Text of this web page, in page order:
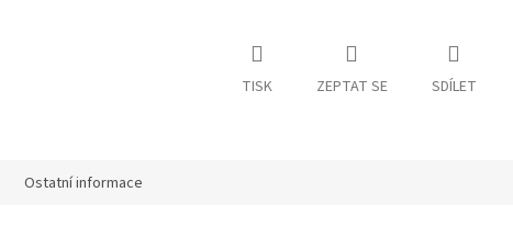
TISK ZEPTAT SE SDÍLET
Ostatní informace